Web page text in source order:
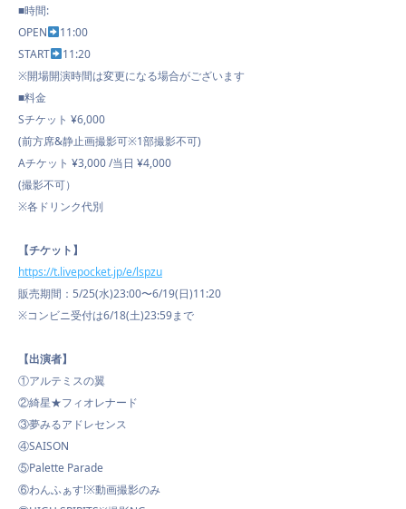
■時間:
OPEN
11:00
START
11:20
※開場開演時間は変更になる場合がございます
■料金
Sチケット ¥6,000
(前方席&静止画撮影可※1部撮影不可)
Aチケット ¥3,000 /当日 ¥4,000
(撮影不可）
※各ドリンク代別
【チケット】
https://t.livepocket.jp/e/lspzu
販売期間：5/25(水)23:00〜6/19(日)11:20
※コンビニ受付は6/18(土)23:59まで
【出演者】
①アルテミスの翼
②綺星★フィオレナード
③夢みるアドレセンス
④SAISON
⑤Palette Parade
⑥わんふぁす!※動画撮影のみ